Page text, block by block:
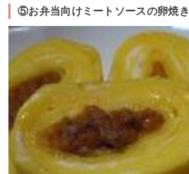
⑤お弁当向けミートソースの卵焼き